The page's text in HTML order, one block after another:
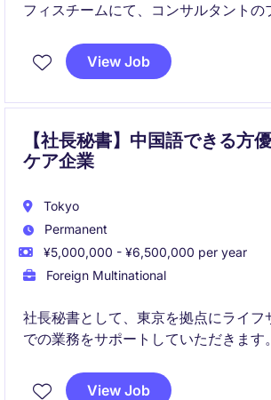
フィスチームにて、コンサルタントの
様な関係者と連携しながら、組織運営
アドミン業務を担当いただきます。
View Job
【社長秘書】中国語できる方
ケア企業
Tokyo
Permanent
¥5,000,000 - ¥6,500,000 per year
Foreign Multinational
社長秘書として、東京を拠点にライフ
での業務をサポートしていただきます
が求められるポジションです。
View Job